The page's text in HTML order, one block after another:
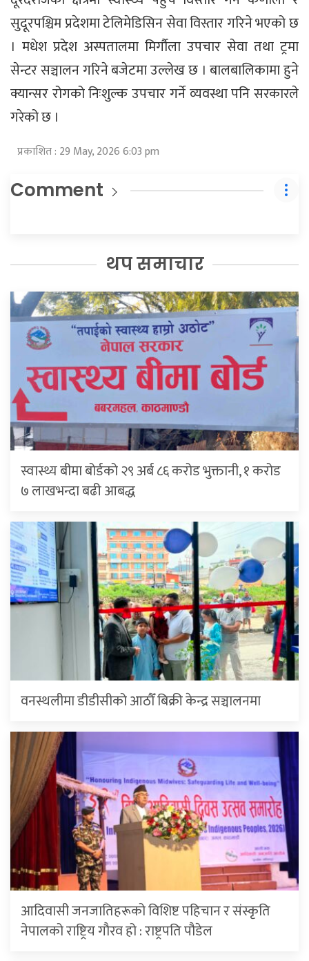
सुदूरपश्चिम प्रदेशमा टेलिमेडिसिन सेवा विस्तार गरिने भएको छ
। मधेश प्रदेश अस्पतालमा मिर्गौला उपचार सेवा तथा ट्रमा
सेन्टर सञ्चालन गरिने बजेटमा उल्लेख छ । बालबालिकामा हुने
क्यान्सर रोगको निःशुल्क उपचार गर्ने व्यवस्था पनि सरकारले
गरेको छ ।
प्रकाशित : 29 May, 2026 6:03 pm
Comment
थप समाचार
स्वास्थ्य बीमा बोर्डको २९ अर्ब ८६ करोड भुक्तानी, १ करोड
७ लाखभन्दा बढी आबद्ध
वनस्थलीमा डीडीसीको आठौँ बिक्री केन्द्र सञ्चालनमा
आदिवासी जनजातिहरूको विशिष्ट पहिचान र संस्कृति
नेपालको राष्ट्रिय गौरव हो : राष्ट्रपति पौडेल